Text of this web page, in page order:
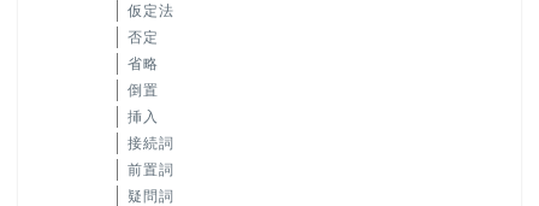
仮定法
否定
省略
倒置
挿入
接続詞
前置詞
疑問詞